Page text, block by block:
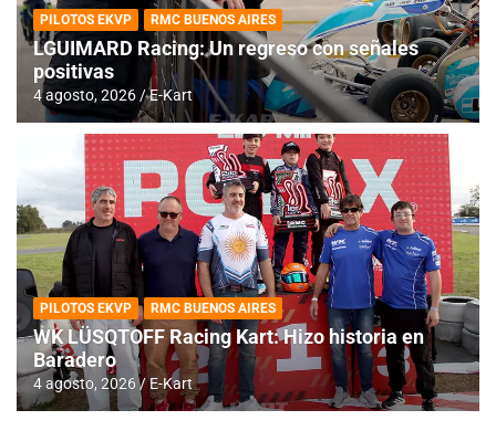
PILOTOS EKVP RMC BUENOS AIRES
LGUIMARD Racing: Un regreso con señales
positivas
4 agosto, 2026 E-Kart
PILOTOS EKVP RMC BUENOS AIRES
WK LÜSQTOFF Racing Kart: Hizo historia en
Baradero
4 agosto, 2026 E-Kart